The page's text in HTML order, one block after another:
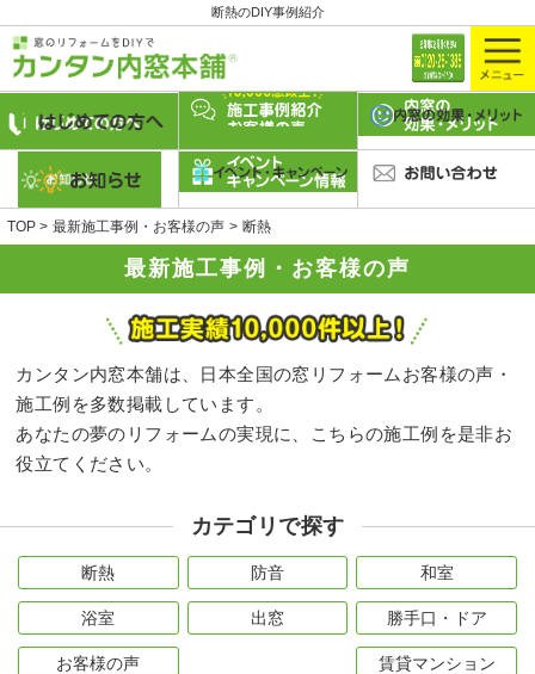
断熱のDIY事例紹介
最新施工事例・お客様の声
TOP 最新施工事例・お客様の声 断熱
カンタン内窓本舗は、日本全国の窓リフォームお客様の声・
施工例を多数掲載しています。
あなたの夢のリフォームの実現に、こちらの施工例を是非お
役立てください。
カテゴリで探す
断熱 防音 和室
浴室 出窓 勝手口・ドア
お客様の声 賃貸マンション